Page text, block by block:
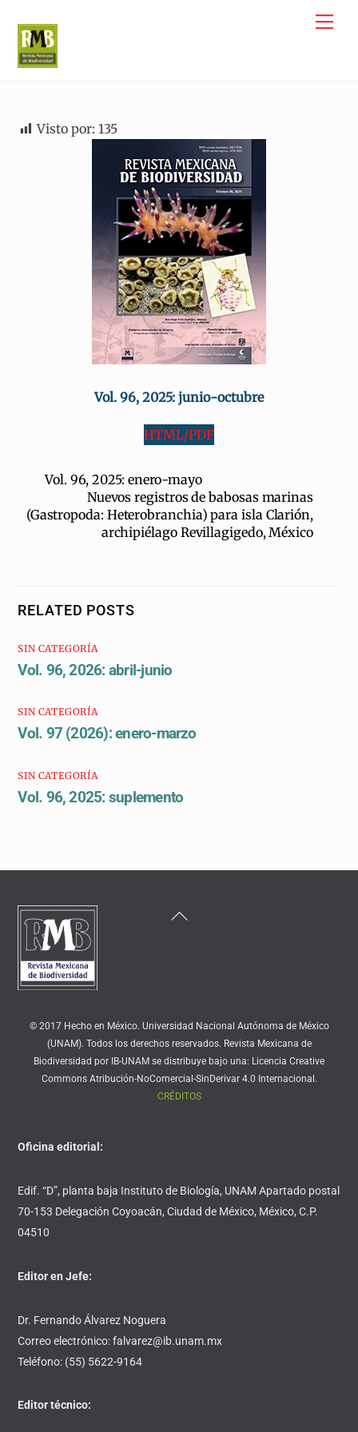
content
Visto por: 135
Vol. 96, 2025: junio-octubre
HTML/PDF
Vol. 96, 2025: enero-mayo
Nuevos registros de babosas marinas
(Gastropoda: Heterobranchia) para isla Clarión,
archipiélago Revillagigedo, México
RELATED POSTS
SIN CATEGORÍA
Vol. 96, 2026: abril-junio
SIN CATEGORÍA
Vol. 97 (2026): enero-marzo
SIN CATEGORÍA
Vol. 96, 2025: suplemento
Back
© 2017 Hecho en México. Universidad Nacional Autónoma de México
(UNAM). Todos los derechos reservados. Revista Mexicana de
Biodiversidad por IB-UNAM se distribuye bajo una: Licencia Creative
Commons Atribución-NoComercial-SinDerivar 4.0 Internacional.
CRÉDITOS
Oficina editorial:
Edif. “D”, planta baja Instituto de Biología, UNAM Apartado postal
70-153 Delegación Coyoacán, Ciudad de México, México, C.P.
04510
Editor en Jefe:
Dr. Fernando Álvarez Noguera
Correo electrónico: falvarez@ib.unam.mx
Teléfono: (55) 5622-9164
Editor técnico: